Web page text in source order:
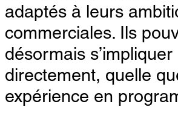
adaptés à leurs
commerciales. Ils
désormais s’impliquer
directement, quelle
expérience en